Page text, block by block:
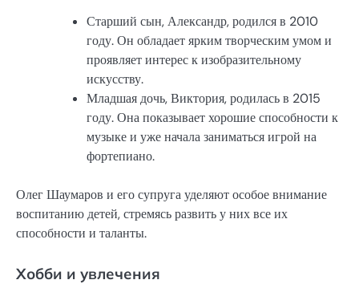
Старший сын, Александр, родился в 2010
году. Он обладает ярким творческим умом и
проявляет интерес к изобразительному
искусству.
Младшая дочь, Виктория, родилась в 2015
году. Она показывает хорошие способности к
музыке и уже начала заниматься игрой на
фортепиано.
Олег Шаумаров и его супруга уделяют особое внимание
воспитанию детей, стремясь развить у них все их
способности и таланты.
Хобби и увлечения